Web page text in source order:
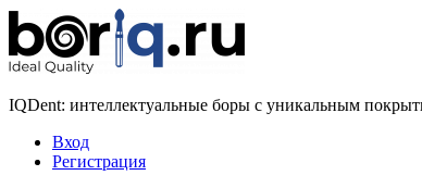
IQDent: интеллектуальные боры с уникальным
Вход
Регистрация